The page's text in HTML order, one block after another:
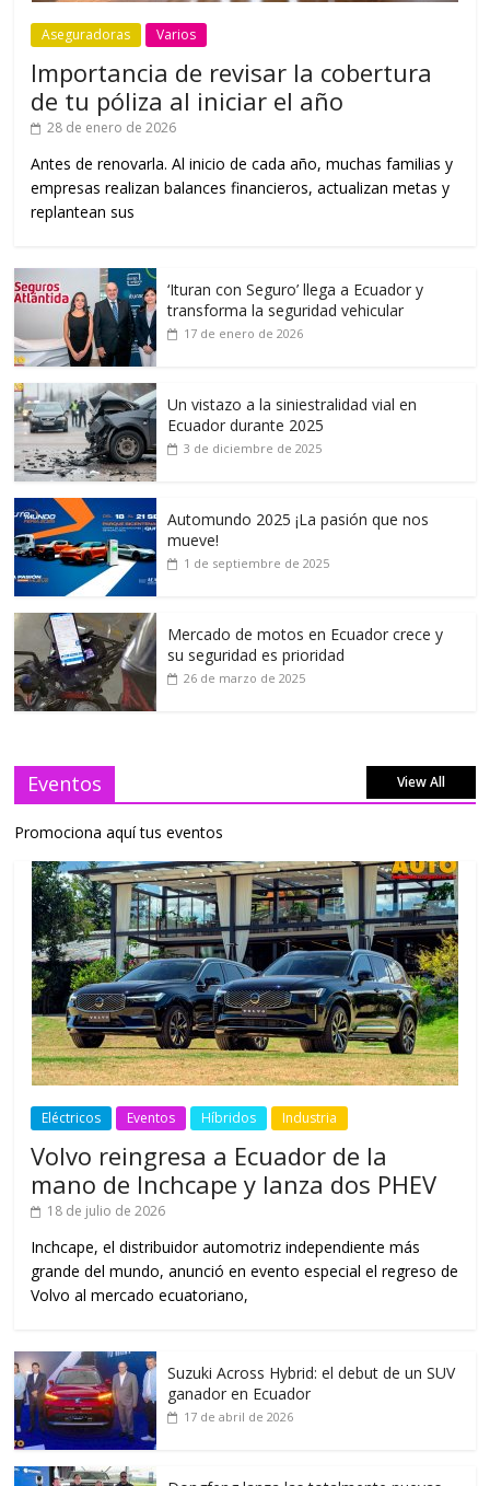
Aseguradoras Varios
Importancia de revisar la cobertura
de tu póliza al iniciar el año
28 de enero de 2026
Antes de renovarla. Al inicio de cada año, muchas familias y
empresas realizan balances financieros, actualizan metas y
replantean sus
‘Ituran con Seguro’ llega a Ecuador y
transforma la seguridad vehicular
17 de enero de 2026
Un vistazo a la siniestralidad vial en
Ecuador durante 2025
3 de diciembre de 2025
Automundo 2025 ¡La pasión que nos
mueve!
1 de septiembre de 2025
Mercado de motos en Ecuador crece y
su seguridad es prioridad
26 de marzo de 2025
Eventos View All
Promociona aquí tus eventos
Eléctricos Eventos Híbridos Industria
Volvo reingresa a Ecuador de la
mano de Inchcape y lanza dos PHEV
18 de julio de 2026
Inchcape, el distribuidor automotriz independiente más
grande del mundo, anunció en evento especial el regreso de
Volvo al mercado ecuatoriano,
Suzuki Across Hybrid: el debut de un SUV
ganador en Ecuador
17 de abril de 2026